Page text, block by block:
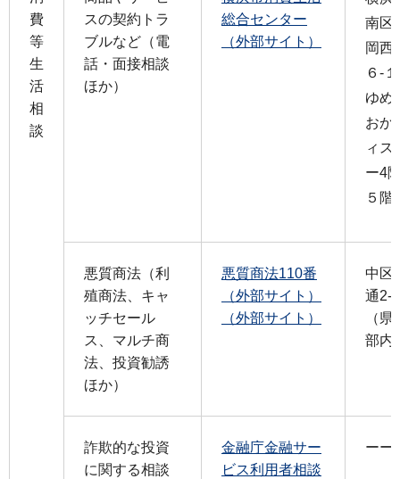
費
等
生
活
相
談
スの契約トラ
ブルなど（電
話・面接相談
ほか）
総合センター
（外部サイト）
南区
岡西
６-１
ゆめ
おか
ィス
ー4
５階
悪質商法（利
殖商法、キャ
ッチセール
ス、マルチ商
法、投資勧誘
ほか）
悪質商法110番
（外部サイト）
（外部サイト）
中区
通2-4
（
部内
詐欺的な投資
に関する相談
金融庁金融サー
ビス利用者相談
ーー